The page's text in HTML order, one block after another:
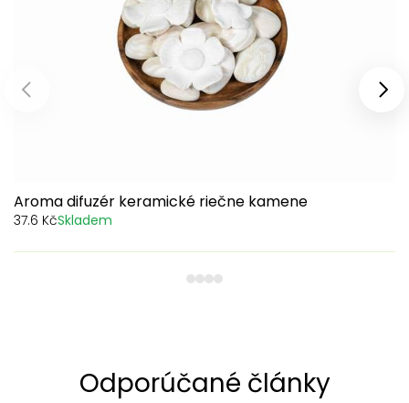
Aroma difuzér keramické riečne kamene
37.6 KčSkladem
Předchozí produkty
1 234
Odporúčané články